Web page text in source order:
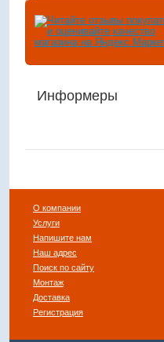
Информеры
О компании
Услуги
Напишите нам
Наш адрес
Поиск по сайту
Монтаж
Доставка
Регистрация